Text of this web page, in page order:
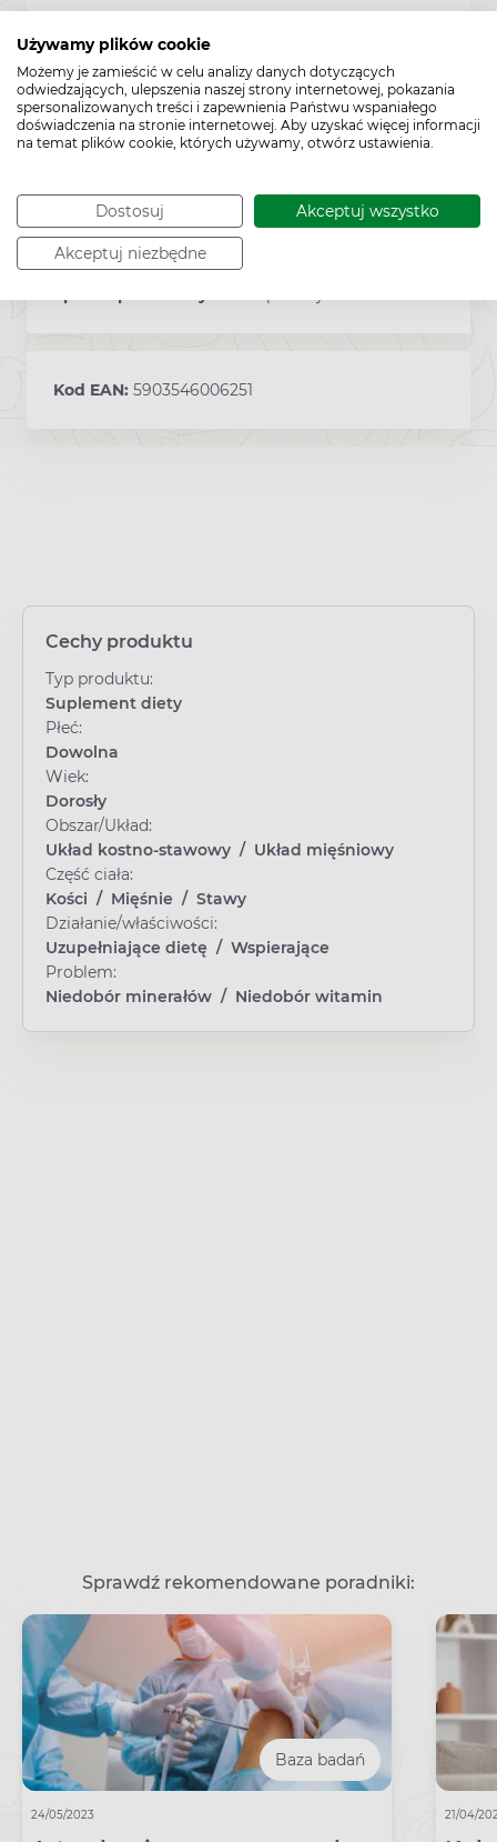
Używamy plików cookie
Możemy je zamieścić w celu analizy danych dotyczących
odwiedzających, ulepszenia naszej strony internetowej, pokazania
spersonalizowanych treści i zapewnienia Państwu wspaniałego
doświadczenia na stronie internetowej. Aby uzyskać więcej informacji
na temat plików cookie, których używamy, otwórz ustawienia.
Dostosuj Akceptuj wszystko
Akceptuj niezbędne
30 saszetek
Producent:VITADIRECT
Kod EAN: 5903546006251
Cechy produktu
Typ produktu:
Suplement diety
Płeć:
Dowolna
Wiek:
Dorosły
Obszar/Układ:
Układ kostno-stawowy / Układ mięśniowy
Część ciała:
Kości / Mięśnie / Stawy
Działanie/właściwości:
Uzupełniające dietę / Wspierające
Problem:
Niedobór minerałów / Niedobór witamin
Sprawdź rekomendowane poradniki:
Baza badań
24/05/2023 21/04/